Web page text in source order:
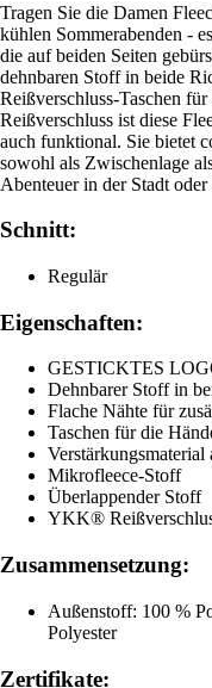
Tragen Sie die Damen
kühlen Sommerabenden -
die auf beiden Seiten
dehnbaren Stoff in beide
Reißverschluss-Taschen
Reißverschluss ist diese
auch funktional. Sie bietet
sowohl als Zwischenlage
Abenteuer in der Stadt oder
Schnitt:
Regulär
Eigenschaften:
GESTICKTES
Dehnbarer Stoff in
Flache Nähte für
Taschen für die
Mikrofleece-Stoff
Überlappender Stoff
YKK®
Zusammensetzung:
Außenstoff: 100 %
Polyester
Zertifikate: